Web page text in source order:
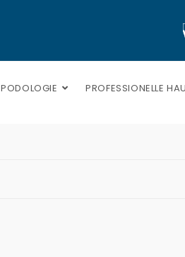
PODOLOGIE PROFESSIONELLE